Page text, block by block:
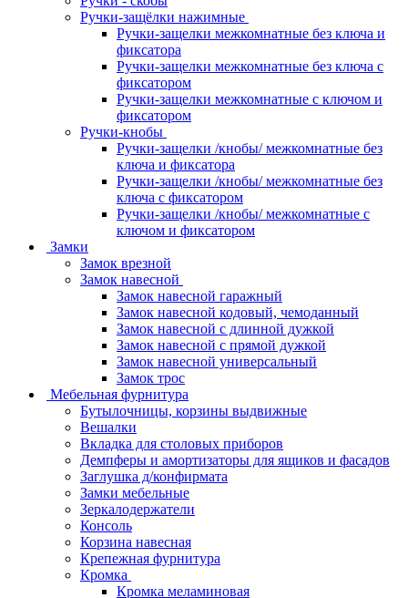
Ручки-защёлки нажимные
Ручки-защелки межкомнатные без ключа и
фиксатора
Ручки-защелки межкомнатные без ключа с
фиксатором
Ручки-защелки межкомнатные с ключом и
фиксатором
Ручки-кнобы
Ручки-защелки /кнобы/ межкомнатные без
ключа и фиксатора
Ручки-защелки /кнобы/ межкомнатные без
ключа с фиксатором
Ручки-защелки /кнобы/ межкомнатные с
ключом и фиксатором
Замки
Замок врезной
Замок навесной
Замок навесной гаражный
Замок навесной кодовый, чемоданный
Замок навесной с длинной дужкой
Замок навесной с прямой дужкой
Замок навесной универсальный
Замок трос
Мебельная фурнитура
Бутылочницы, корзины выдвижные
Вешалки
Вкладка для столовых приборов
Демпферы и амортизаторы для ящиков и фасадов
Заглушка д/конфирмата
Замки мебельные
Зеркалодержатели
Консоль
Корзина навесная
Крепежная фурнитура
Кромка
Кромка меламиновая